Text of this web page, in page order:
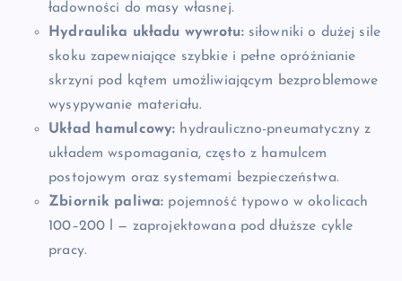
ładowności do masy własnej.
Hydraulika układu wywrotu:siłowniki o dużej sile
skoku zapewniające szybkie i pełne opróżnianie
skrzyni pod kątem umożliwiającym bezproblemowe
wysypywanie materiału.
Układ hamulcowy: hydrauliczno-pneumatyczny z
układem wspomagania, często z hamulcem
postojowym oraz systemami bezpieczeństwa.
Zbiornik paliwa: pojemność typowo w okolicach
100–200 l — zaprojektowana pod dłuższe cykle
pracy.